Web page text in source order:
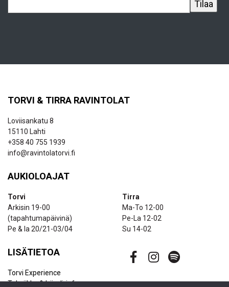
TORVI & TIRRA RAVINTOLAT
Loviisankatu 8
15110 Lahti
+358 40 755 1939
info@ravintolatorvi.fi
AUKIOLOAJAT
Torvi
Arkisin 19-00
(tapahtumapäivinä)
Pe & la 20/21-03/04
Tirra
Ma-To 12-00
Pe-La 12-02
Su 14-02
LISÄTIETOA
Torvi Experience
Tekniikka & bändi-info